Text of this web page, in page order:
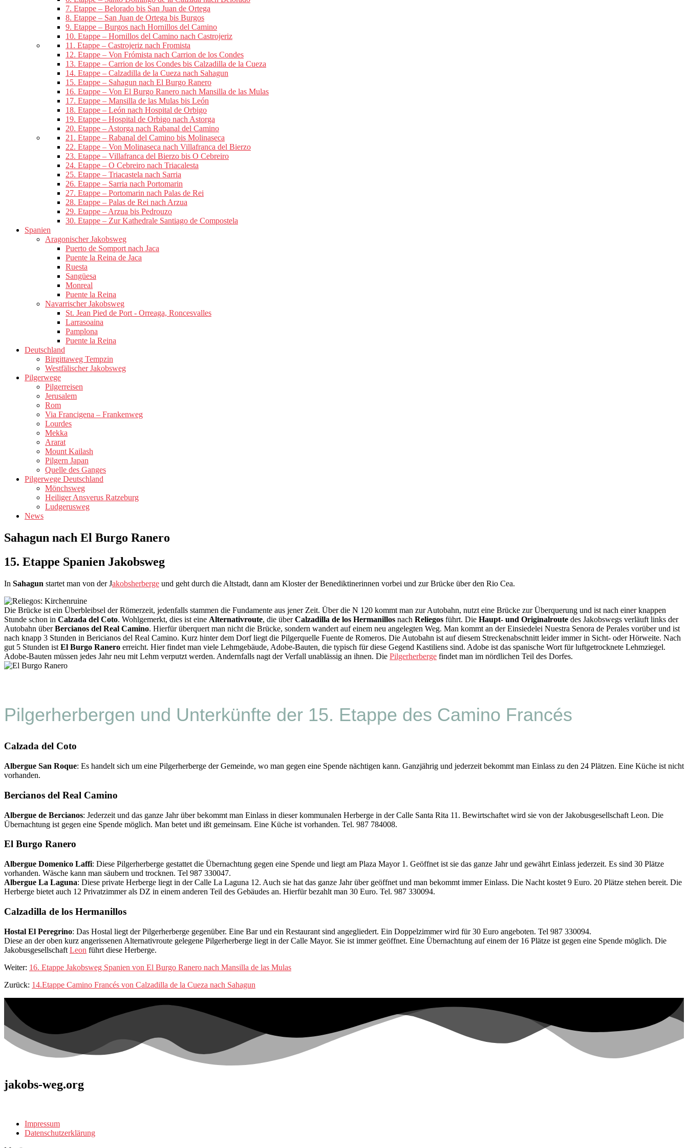
7. Etappe – Belorado bis San Juan de Ortega
8. Etappe – San Juan de Ortega bis Burgos
9. Etappe – Burgos nach Hornillos del Camino
10. Etappe – Hornillos del Camino nach Castrojeriz
11. Etappe – Castrojeriz nach Fromista
12. Etappe – Von Frómista nach Carrion de los Condes
13. Etappe – Carrion de los Condes bis Calzadilla de la Cueza
14. Etappe – Calzadilla de la Cueza nach Sahagun
15. Etappe – Sahagun nach El Burgo Ranero
16. Etappe – Von El Burgo Ranero nach Mansilla de las Mulas
17. Etappe – Mansilla de las Mulas bis León
18. Etappe – León nach Hospital de Orbigo
19. Etappe – Hospital de Orbigo nach Astorga
20. Etappe – Astorga nach Rabanal del Camino
21. Etappe – Rabanal del Camino bis Molinaseca
22. Etappe – Von Molinaseca nach Villafranca del Bierzo
23. Etappe – Villafranca del Bierzo bis O Cebreiro
24. Etappe – O Cebreiro nach Triacalesta
25. Etappe – Triacastela nach Sarria
26. Etappe – Sarria nach Portomarin
27. Etappe – Portomarin nach Palas de Rei
28. Etappe – Palas de Rei nach Arzua
29. Etappe – Arzua bis Pedrouzo
30. Etappe – Zur Kathedrale Santiago de Compostela
Spanien
Aragonischer Jakobsweg
Puerto de Somport nach Jaca
Puente la Reina de Jaca
Ruesta
Sangüesa
Monreal
Puente la Reina
Navarrischer Jakobsweg
St. Jean Pied de Port - Orreaga, Roncesvalles
Larrasoaina
Pamplona
Puente la Reina
Deutschland
Birgittaweg Tempzin
Westfälischer Jakobsweg
Pilgerwege
Pilgerreisen
Jerusalem
Rom
Via Francigena – Frankenweg
Lourdes
Mekka
Ararat
Mount Kailash
Pilgern Japan
Quelle des Ganges
Pilgerwege Deutschland
Mönchsweg
Heiliger Ansverus Ratzeburg
Ludgerusweg
News
Sahagun nach El Burgo Ranero
15. Etappe Spanien Jakobsweg
In Sahagun startet man von der Jakobsherberge und geht durch die Altstadt, dann am Kloster der Benediktinerinnen vorbei und zur Brücke über den Rio Cea.
Die Brücke ist ein Überbleibsel der Römerzeit, jedenfalls stammen die Fundamente aus jener Zeit. Über die N 120 kommt man zur Autobahn, nutzt eine Brücke zur Überquerung und ist nach einer knappen
Stunde schon in Calzada del Coto. Wohlgemerkt, dies ist eine Alternativroute, die überCalzadilla de los Hermanillos nach Reliegos führt. Die Haupt- und Originalroute des Jakobswegs verläuft links der
Autobahn überBercianos del Real Camino. Hierfür überquert man nicht die Brücke, sondern wandert auf einem neu angelegten Weg. Man kommt an der Einsiedelei Nuestra Senora de Perales vorüber und ist
nach knapp 3 Stunden in Bericianos del Real Camino. Kurz hinter dem Dorf liegt die Pilgerquelle Fuente de Romeros. Die Autobahn ist auf diesem Streckenabschnitt leider immer in Sicht- oder Hörweite. Nach
gut 5 Stunden ist El Burgo Ranero erreicht. Hier findet man viele Lehmgebäude, Adobe-Bauten, die typisch für diese Gegend Kastiliens sind. Adobe ist das spanische Wort für luftgetrocknete Lehmziegel.
Adobe-Bauten müssen jedes Jahr neu mit Lehm verputzt werden. Andernfalls nagt der Verfall unablässig an ihnen. Die Pilgerherberge findet man im nördlichen Teil des Dorfes.
Pilgerherbergen und Unterkünfte der 15. Etappe des Camino Francés
Calzada del Coto
Albergue San Roque: Es handelt sich um eine Pilgerherberge der Gemeinde, wo man gegen eine Spende nächtigen kann. Ganzjährig und jederzeit bekommt man Einlass zu den 24 Plätzen. Eine Küche ist nicht
vorhanden.
Bercianos del Real Camino
Albergue de Bercianos: Jederzeit und das ganze Jahr über bekommt man Einlass in dieser kommunalen Herberge in der Calle Santa Rita 11. Bewirtschaftet wird sie von der Jakobusgesellschaft Leon. Die
Übernachtung ist gegen eine Spende möglich. Man betet und ißt gemeinsam. Eine Küche ist vorhanden. Tel. 987 784008.
El Burgo Ranero
Albergue Domenico Laffi: Diese Pilgerherberge gestattet die Übernachtung gegen eine Spende und liegt am Plaza Mayor 1. Geöffnet ist sie das ganze Jahr und gewährt Einlass jederzeit. Es sind 30 Plätze
vorhanden. Wäsche kann man säubern und trocknen. Tel 987 330047.
Albergue La Laguna: Diese private Herberge liegt in der Calle La Laguna 12. Auch sie hat das ganze Jahr über geöffnet und man bekommt immer Einlass. Die Nacht kostet 9 Euro. 20 Plätze stehen bereit. Die
Herberge bietet auch 12 Privatzimmer als DZ in einem anderen Teil des Gebäudes an. Hierfür bezahlt man 30 Euro. Tel. 987 330094.
Calzadilla de los Hermanillos
Hostal El Peregrino: Das Hostal liegt der Pilgerherberge gegenüber. Eine Bar und ein Restaurant sind angegliedert. Ein Doppelzimmer wird für 30 Euro angeboten. Tel 987 330094.
Diese an der oben kurz angerissenen Alternativroute gelegene Pilgerherberge liegt in der Calle Mayor. Sie ist immer geöffnet. Eine Übernachtung auf einem der 16 Plätze ist gegen eine Spende möglich. Die
Jakobusgesellschaft Leon führt diese Herberge.
Weiter: 16. Etappe Jakobsweg Spanien von El Burgo Ranero nach Mansilla de las Mulas
Zurück: 14.Etappe Camino Francés von Calzadilla de la Cueza nach Sahagun
jakobs-weg.org
Impressum
Datenschutzerklärung